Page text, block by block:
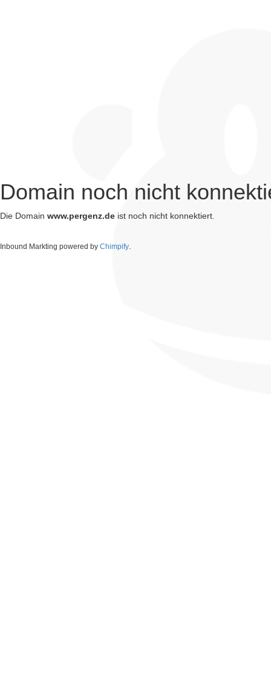
Domain noch nicht
Die Domain www.pergenz.de ist noch nicht konnektiert.
Inbound Markting powered by Chimpify